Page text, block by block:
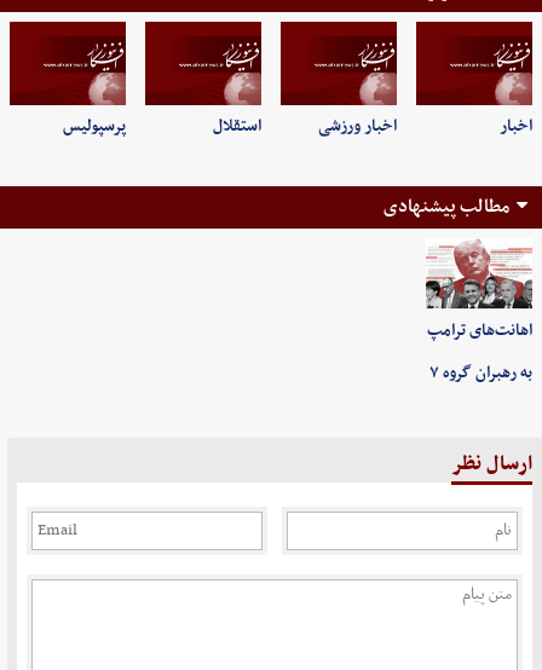
اخبار اخبار ورزشی استقلال پرسپولیس
مطالب پیشنهادی
اهانت‌های ترامپ
به رهبران گروه ۷
ارسال نظر